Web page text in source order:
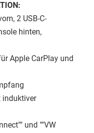
2 USB-C-
hinten,
Apple CarPlay und
induktiver
und ""VW